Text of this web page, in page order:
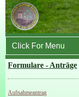
Formulare - Anträge
Aufnahmeantrag